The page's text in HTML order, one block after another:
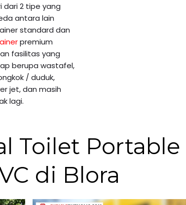
dari 2 tipe yang
antara lain
standard dan
premium
fasilitas yang
berupa wastafel,
/ duduk,
jet, dan masih
lagi.
Toilet Portable
di Blora